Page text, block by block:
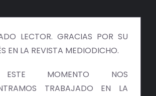
LECTOR. GRACIAS POR SU
EN LA REVISTA MEDIODICHO.
MOMENTO NOS
TRABAJADO EN LA